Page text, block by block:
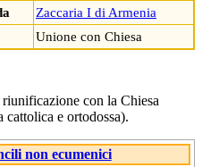
Zaccaria I di Armenia
Unione con Chiesa
con la Chiesa
e ortodossa).
non ecumenici